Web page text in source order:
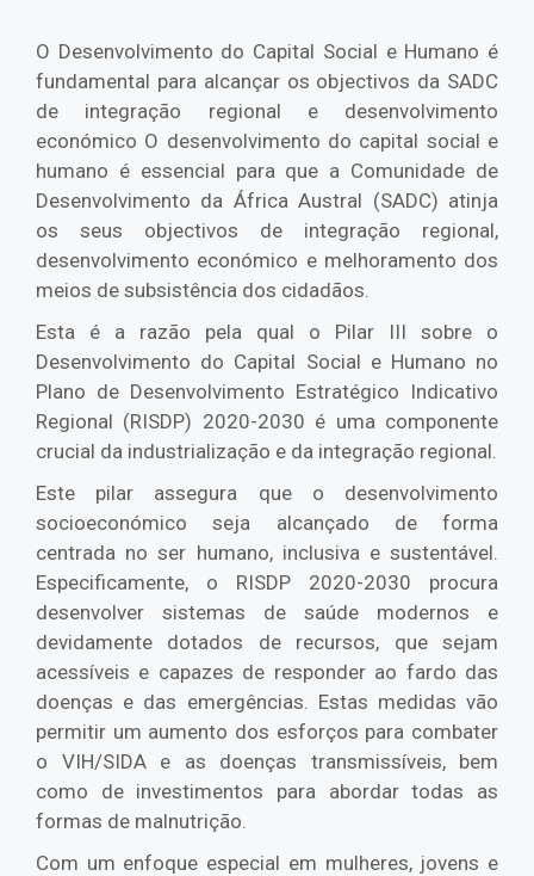
O Desenvolvimento do Capital Social e Humano é
fundamental para alcançar os objectivos da SADC
de integração regional e desenvolvimento
económico O desenvolvimento do capital social e
humano é essencial para que a Comunidade de
Desenvolvimento da África Austral (SADC) atinja
os seus objectivos de integração regional,
desenvolvimento económico e melhoramento dos
meios de subsistência dos cidadãos.
Esta é a razão pela qual o Pilar III sobre o
Desenvolvimento do Capital Social e Humano no
Plano de Desenvolvimento Estratégico Indicativo
Regional (RISDP) 2020-2030 é uma componente
crucial da industrialização e da integração regional.
Este pilar assegura que o desenvolvimento
socioeconómico seja alcançado de forma
centrada no ser humano, inclusiva e sustentável.
Especificamente, o RISDP 2020-2030 procura
desenvolver sistemas de saúde modernos e
devidamente dotados de recursos, que sejam
acessíveis e capazes de responder ao fardo das
doenças e das emergências. Estas medidas vão
permitir um aumento dos esforços para combater
o VIH/SIDA e as doenças transmissíveis, bem
como de investimentos para abordar todas as
formas de malnutrição.
Com um enfoque especial em mulheres, jovens e